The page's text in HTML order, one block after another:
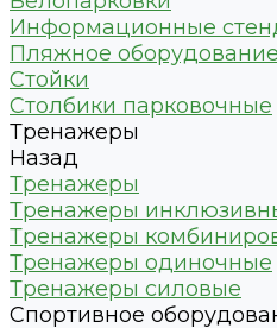
Информационные
Пляжное оборудование
Стойки
Столбики парковочные
Тренажеры
Назад
Тренажеры
Тренажеры
Тренажеры
Тренажеры одиночные
Тренажеры силовые
Спортивное